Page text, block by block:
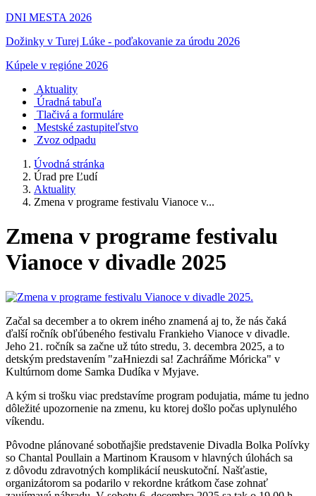
DNI MESTA 2026
Dožinky v Turej Lúke - poďakovanie za úrodu 2026
Kúpele v regióne 2026
Aktuality
Úradná tabuľa
Tlačivá a formuláre
Mestské zastupiteľstvo
Zvoz odpadu
Úvodná stránka
Úrad pre Ľudí
Aktuality
Zmena v programe festivalu Vianoce v...
Zmena v programe festivalu
Vianoce v divadle 2025
Začal sa december a to okrem iného znamená aj to, že nás čaká
ďalší ročník obľúbeného festivalu Frankieho Vianoce v divadle.
Jeho 21. ročník sa začne už túto stredu, 3. decembra 2025, a to
detským predstavením "zaHniezdi sa! Zachráňme Móricka" v
Kultúrnom dome Samka Dudíka v Myjave.
A kým si trošku viac predstavíme program podujatia, máme tu jedno
dôležité upozornenie na zmenu, ku ktorej došlo počas uplynulého
víkendu.
Pôvodne plánované sobotňajšie predstavenie Divadla Bolka Polívky
so Chantal Poullain a Martinom Krausom v hlavných úlohách sa
z dôvodu zdravotných komplikácií neuskutoční. Našťastie,
organizátorom sa podarilo v rekordne krátkom čase zohnať